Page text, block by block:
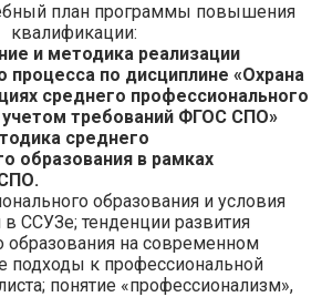
план программы повышения
квалификации:
и методика реализации
процесса по дисциплине «Охрана
среднего профессионального
учетом требований ФГОС СПО»
среднего
образования в рамках
образования и условия
ССУЗе; тенденции развития
образования на современном
подходы к профессиональной
понятие «профессионализм»,